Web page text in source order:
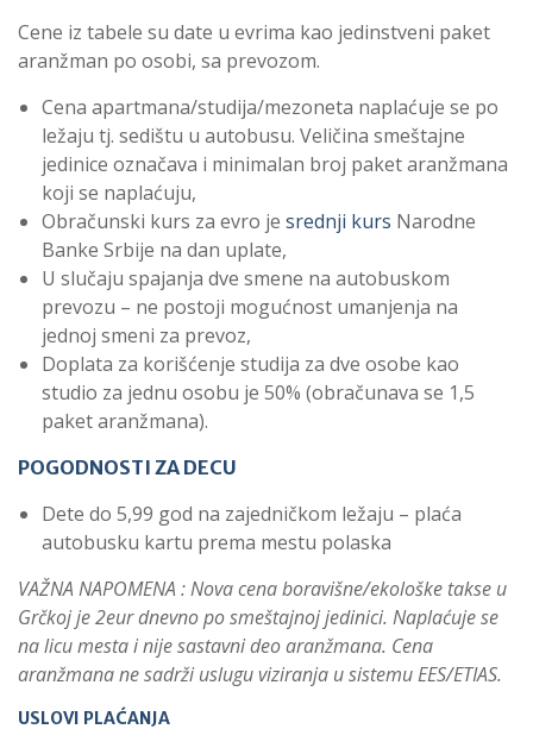
Cene iz tabele su date u evrima kao jedinstveni paket
aranžman po osobi, sa prevozom.
Cena apartmana/studija/mezoneta naplaćuje se po
ležaju tj. sedištu u autobusu. Veličina smeštajne
jedinice označava i minimalan broj paket aranžmana
koji se naplaćuju,
Obračunski kurs za evro je srednji kurs Narodne
Banke Srbije na dan uplate,
U slučaju spajanja dve smene na autobuskom
prevozu – ne postoji mogućnost umanjenja na
jednoj smeni za prevoz,
Doplata za korišćenje studija za dve osobe kao
studio za jednu osobu je 50% (obračunava se 1,5
paket aranžmana).
POGODNOSTI ZA DECU
Dete do 5,99 god na zajedničkom ležaju – plaća
autobusku kartu prema mestu polaska
VAŽNA NAPOMENA : Nova cena boravišne/ekološke takse u
Grčkoj je 2eur dnevno po smeštajnoj jedinici. Naplaćuje se
na licu mesta i nije sastavni deo aranžmana. Cena
aranžmana ne sadrži uslugu viziranja u sistemu EES/ETIAS.
USLOVI PLAĆANJA